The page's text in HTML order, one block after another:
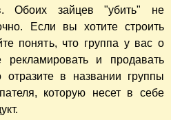
Обоих зайцев "убить" не
Если вы хотите строить
понять, что группа у вас о
рекламировать и продавать
отразите в названии группы
которую несет в себе